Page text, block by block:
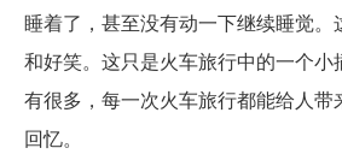
睡着了，甚至没有动一下继续睡觉
和好笑。这只是火车旅行中的一个
有很多，每一次火车旅行都能给人带
回忆。